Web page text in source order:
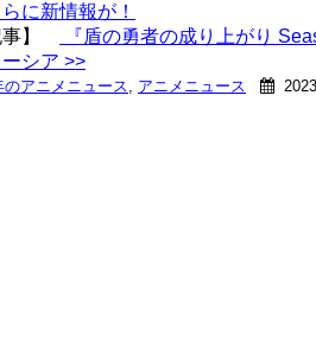
に新情報が！
事】
『盾の勇者の成り上がり
シア >>
のアニメニュース, アニメニュース